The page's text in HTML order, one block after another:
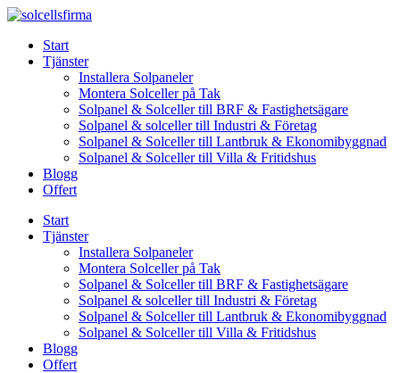
Skip
contentStart
Tjänster
Installera Solpaneler
Montera Solceller på Tak
Solpanel & Solceller till BRF & Fastighetsägare
Solpanel & solceller till Industri & Företag
Solpanel & Solceller till Lantbruk & Ekonomibyggnad
Solpanel & Solceller till Villa & Fritidshus
Blogg
Offert
Start
Tjänster
Installera Solpaneler
Montera Solceller på Tak
Solpanel & Solceller till BRF & Fastighetsägare
Solpanel & solceller till Industri & Företag
Solpanel & Solceller till Lantbruk & Ekonomibyggnad
Solpanel & Solceller till Villa & Fritidshus
Blogg
Offert